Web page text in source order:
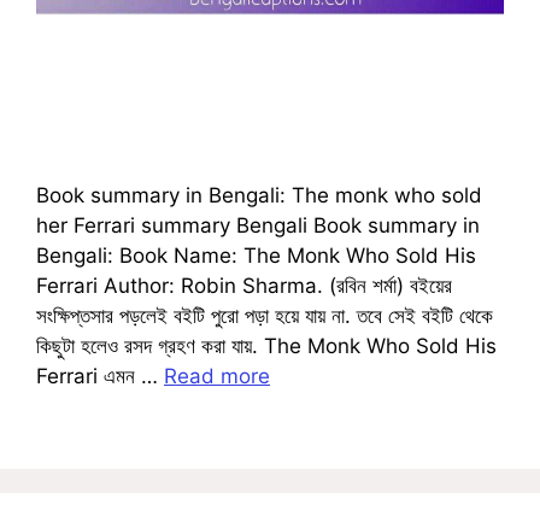
Book summary in Bengali: The monk who sold
her Ferrari summary Bengali Book summary in
Bengali: Book Name: The Monk Who Sold His
Ferrari Author: Robin Sharma. (রবিন শর্মা) বইয়ের
সংক্ষিপ্তসার পড়লেই বইটি পুরো পড়া হয়ে যায় না. তবে সেই বইটি থেকে
কিছুটা হলেও রসদ গ্রহণ করা যায়. The Monk Who Sold His
Ferrari এমন … Read more